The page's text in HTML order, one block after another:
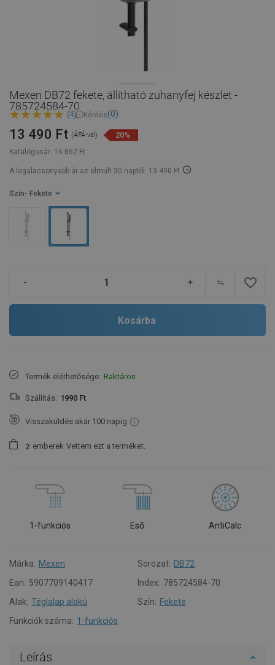
Mexen DB72 fekete, állítható zuhanyfej készlet -
785724584-70
(4) Kérdés(0)
Katalógusár: 16 862 Ft
13 490 Ft (ÁFÁ-val) 20%
A legalacsonyabb ár az elmúlt 30 naptól: 13 490 Ft
Szín - Fekete
- + favorite_border
Kosárba
Termék elérhetősége: Raktáron
Szállítás: 1990 Ft
Visszaküldés akár 100 napig
2 emberek Vettem ezt a terméket.
1-funkciós Eső AntiCalc
Márka: Mexen Sorozat: DB72
Ean: 5907709140417 Index: 785724584-70
Alak: Téglalap alakú Szín: Fekete
Funkciók száma: 1-funkciós
Leírás